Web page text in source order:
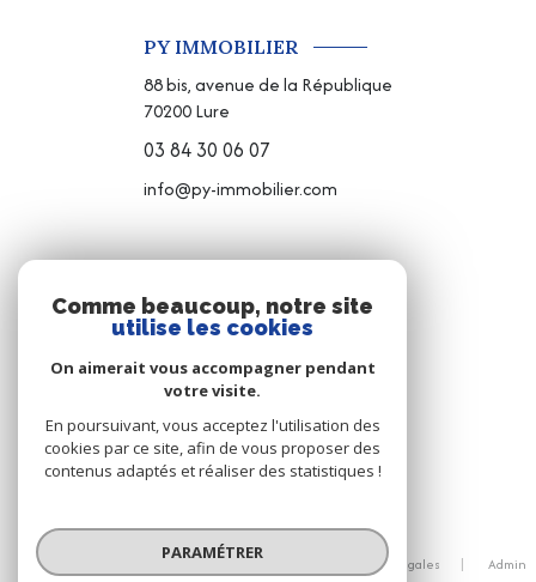
PY IMMOBILIER
88 bis, avenue de la République
70200Lure
03 84 30 06 07
info@py-immobilier.com
NOUS SUIVRE
© 2026 | Tous droits réservés
Nos partenaires Mentions légales
Admin
Comme beaucoup, notre site
utilise les cookies
On aimerait vous accompagner pendant
votre visite.
En poursuivant, vous acceptez l'utilisation des
cookies par ce site, afin de vous proposer des
contenus adaptés et réaliser des statistiques !
PARAMÉTRER